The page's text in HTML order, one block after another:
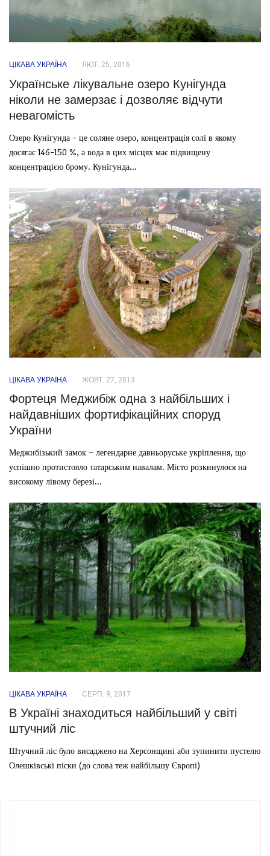
ЦІКАВА УКРАЇНА ЛЮТ. 25, 2016
Українське лікувальне озеро Кунігунда
ніколи не замерзає і дозволяє відчути
невагомість
Озеро Кунігунда - це соляне озеро, концентрація солі в якому
досягає 146-150 %, а вода в цих місцях має підвищену
концентрацією брому. Кунігунда...
ЦІКАВА УКРАЇНА ЖОВТ. 27, 2013
Фортеця Меджибіж одна з найбільших і
найдавніших фортифікаційних споруд
України
Меджибізький замок – легендарне давньоруське укріплення, що
успішно протистояло татарським навалам. Місто розкинулося на
високому лівому березі...
ЦІКАВА УКРАЇНА СЕРП. 9, 2017
В Україні знаходиться найбільший у світі
штучний ліс
Штучний ліс було висаджено на Херсонщині аби зупинити пустелю
Олешківські піски (до слова теж найбільшу Європі)